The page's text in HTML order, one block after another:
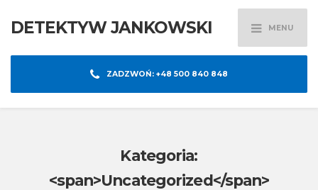
DETEKTYW JANKOWSKI MENU
ZADZWOŃ: +48 500 840 848
Kategoria:
<span>Uncategorized</span>